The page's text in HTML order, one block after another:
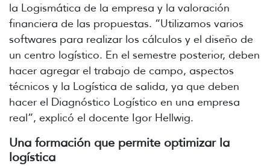
la Logismática de la empresa y la valoración
financiera de las propuestas. “Utilizamos varios
softwares para realizar los cálculos y el diseño de
un centro logístico. En el semestre posterior, deben
hacer agregar el trabajo de campo, aspectos
técnicos y la Logística de salida, ya que deben
hacer el Diagnóstico Logístico en una empresa
real”, explicó el docente Igor Hellwig.
Una formación que permite optimizar la
logística